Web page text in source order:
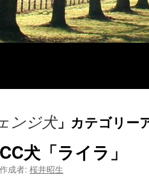
ンジ犬」カテゴリー
犬「ライラ」
作成者: 桜井昭生